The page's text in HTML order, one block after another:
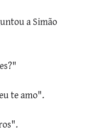
a Simão
te amo".